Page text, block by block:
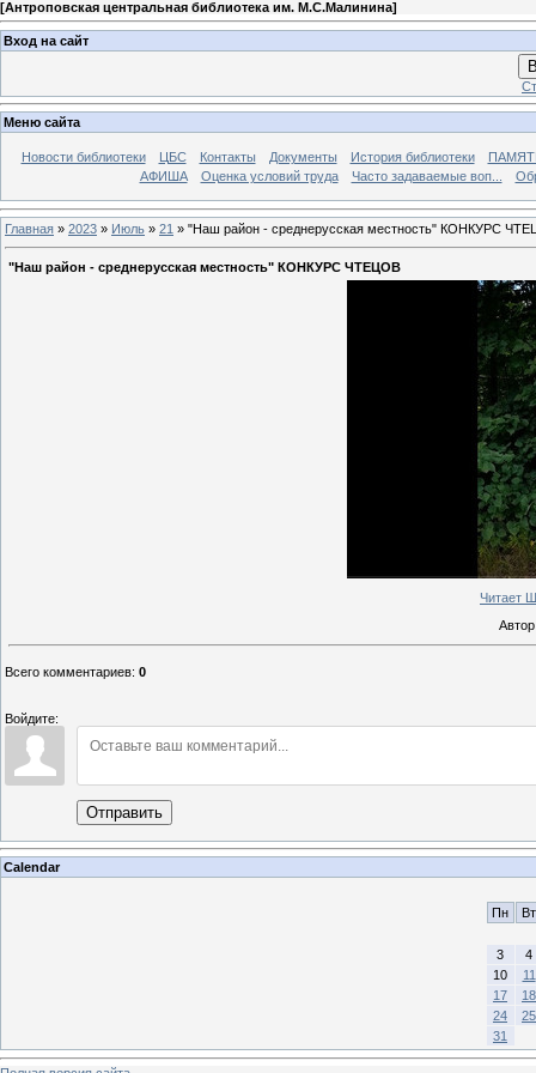
[Антроповская центральная библиотека им. М.С.Малинина]
Вход на сайт
Меню сайта
Новости библиотеки ЦБС Контакты Документы История библиотеки
АФИША
Оценка условий труда Часто задаваемые воп...
Главная » 2023 » Июль » 21 » "Наш район - среднерусская местность" КОНКУРС
"Наш район - среднерусская местность" КОНКУРС ЧТЕЦОВ
Читает
Всего комментариев: 0
Войдите:
Отправить
Calendar
Пн Вт
3
4
10
11
17
18
24
25
31